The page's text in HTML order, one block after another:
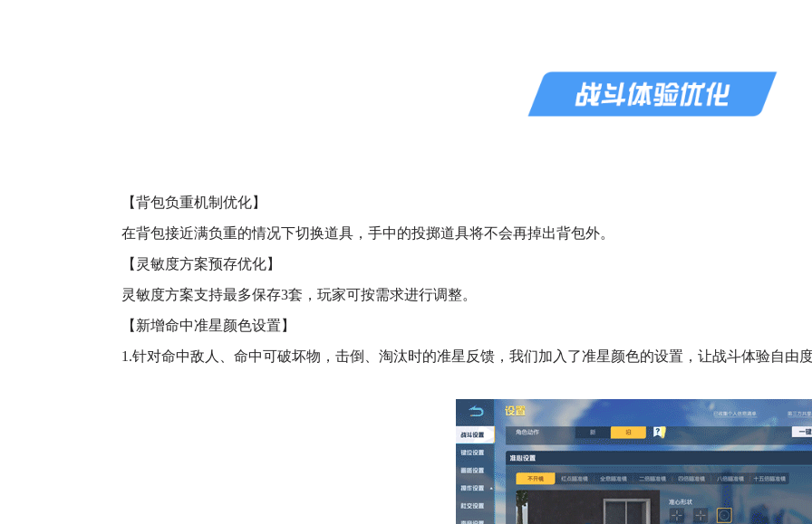
【背包负重机制优化】
在背包接近满负重的情况下切换道具，手中的投掷道具将不会再掉出背包外。
【灵敏度方案预存优化】
灵敏度方案支持最多保存3套，玩家可按需求进行调整。
【新增命中准星颜色设置】
1.针对命中敌人、命中可破坏物，击倒、淘汰时的准星反馈，我们加入了准星颜色的设置，让战斗体验自由